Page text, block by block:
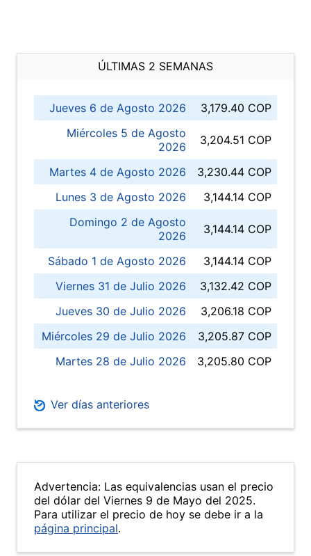
ÚLTIMAS 2 SEMANAS
Jueves 6 de Agosto 2026
3,179.40 COP
Miércoles 5 de Agosto
2026
3,204.51 COP
Martes 4 de Agosto 2026
3,230.44 COP
Lunes 3 de Agosto 2026
3,144.14 COP
Domingo 2 de Agosto
2026
3,144.14 COP
Sábado 1 de Agosto 2026
3,144.14 COP
Viernes 31 de Julio 2026
3,132.42 COP
Jueves 30 de Julio 2026
3,206.18 COP
Miércoles 29 de Julio 2026
3,205.87 COP
Martes 28 de Julio 2026
3,205.80 COP
Ver días anteriores
Advertencia: Las equivalencias usan el precio
del dólar del Viernes 9 de Mayo del 2025.
Para utilizar el precio de hoy se debe ir a la
página principal.